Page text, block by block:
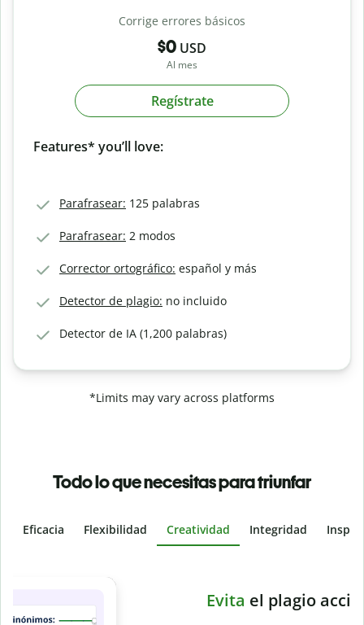
Corrige errores básicos
$0 USD
Al mes
Regístrate
Features* you’ll love:
Parafrasear: 125 palabras
Parafrasear: 2 modos
Corrector ortográfico: español y más
Detector de plagio: no incluido
Detector de IA (1,200 palabras)
*Limits may vary across platforms
Todo lo que necesitas para triunfar
Eficacia Flexibilidad Creatividad Integridad